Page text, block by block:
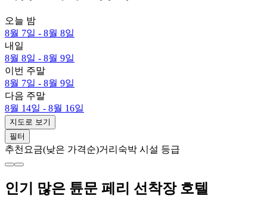
오늘 밤
8월 7일 - 8월 8일
내일
8월 8일 - 8월 9일
이번 주말
8월 7일 - 8월 9일
다음 주말
8월 14일 - 8월 16일
지도로 보기
필터
추천 요금(낮은 가격순)거리 숙박 시설 등급
인기 많은 튠문 페리 선착장 호텔